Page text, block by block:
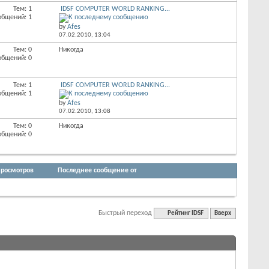
Тем: 1
1
IDSF COMPUTER WORLD RANKING...
byAfes
07.02.2010, 13:04
Тем: 0
0
Никогда
Тем: 1
1
IDSF COMPUTER WORLD RANKING...
byAfes
07.02.2010, 13:08
Тем: 0
0
Никогда
Последнее сообщение от
Быстрый переход Рейтинг IDSF Вверх